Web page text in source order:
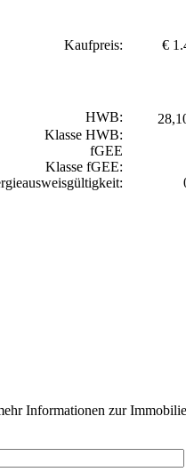
Kaufpreis: €
HWB:
Klasse HWB:
fGEE
Klasse fGEE:
Informationen zur